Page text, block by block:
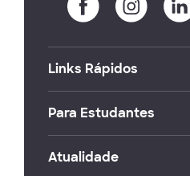
Links Rápidos
Para Estudantes
Atualidade